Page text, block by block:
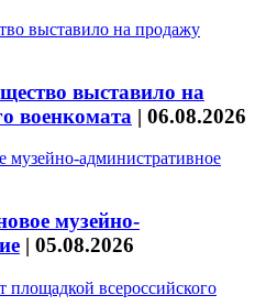
выставило на
военкомата | 06.08.2026
музейно-
| 05.08.2026